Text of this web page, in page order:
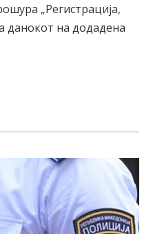
„Регистрација,
данокот на додадена